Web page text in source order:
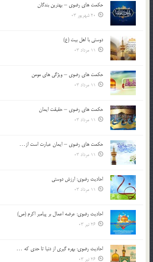
حکمت های رضوی – بهترین بندگان
20 شهریور 03
دوستی با اهل بیت (ع)
11 مرداد 03
حکمت های رضوی – ویژگی های مومن
11 مرداد 03
حکمت های رضوی – حقیقت ایمان
11 مرداد 03
حکمت های رضوی – ایمان عبارت است از…
11 مرداد 03
احادیث رضوی: ارزش دوستی
11 مرداد 03
احادیث رضوی: عرضه اعمال بر پیامبر اکرم (ص)
26 تیر 03
احادیث رضوی: بهره گیری از دنیا تا حدی که …
26 تیر 03